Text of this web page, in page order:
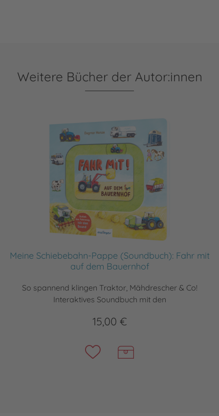
Weitere Bücher der Autor:innen
Meine Schiebebahn-Pappe (Soundbuch): Fahr mit
auf dem Bauernhof
So spannend klingen Traktor, Mähdrescher & Co!
Interaktives Soundbuch mit den
15,00 €